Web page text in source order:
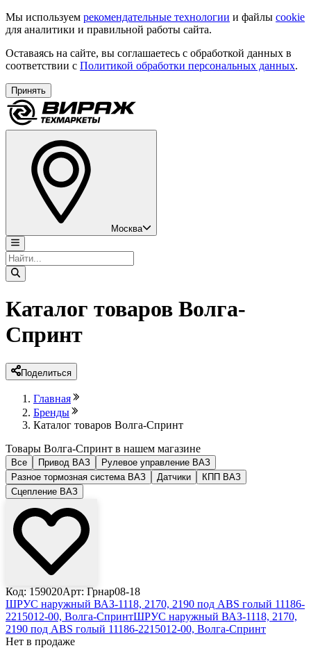
Мы используем рекомендательные технологии и файлы cookie
для аналитики и правильной работы сайта.
Оставаясь на сайте, вы соглашаетесь с обработкой данных в
соответствии с Политикой обработки персональных данных.
Принять
Москва
Каталог товаров Волга-
Спринт
Поделиться
Главная
Бренды
Каталог товаров Волга-Спринт
Товары Волга-Спринт в нашем магазине
Все Привод ВАЗ
Рулевое управление ВАЗ
Разное тормозная система ВАЗ
Датчики
КПП ВАЗ
Сцепление ВАЗ
Код: 159020Арт: Грнар08-18
ШРУС наружный ВАЗ-1118, 2170, 2190 под ABS голый 11186-
2215012-00, Волга-СпринтШРУС наружный ВАЗ-1118, 2170,
2190 под ABS голый 11186-2215012-00, Волга-Спринт
Нет в продаже